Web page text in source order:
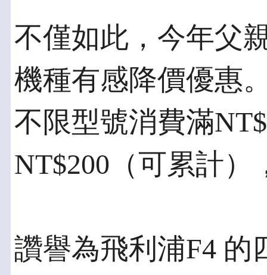
不僅如此，今年父
機種有感降價優惠
不限型號消費滿
NT$200（可累計
讚譽為飛利浦F4 的